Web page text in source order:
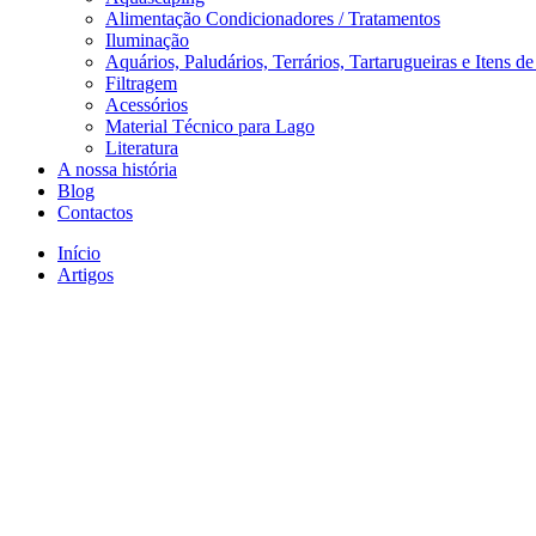
Alimentação Condicionadores / Tratamentos
Iluminação
Aquários, Paludários, Terrários, Tartarugueiras e Itens
Filtragem
Acessórios
Material Técnico para Lago
Literatura
A nossa história
Blog
Contactos
Início
Artigos